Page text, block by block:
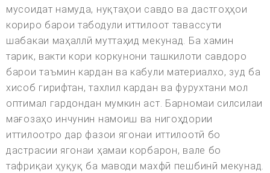
мусоидат намуда, нуқтаҳои савдо ва дастгоҳҳои
кориро барои табодули иттилоот тавассути
шабакаи маҳаллӣ муттаҳид мекунад. Ба хамин
тарик, вакти кори коркунони ташкилоти савдоро
барои таъмин кардан ва кабули материалхо, зуд ба
хисоб гирифтан, тахлил кардан ва фурухтани мол
оптимал гардондан мумкин аст. Барномаи силсилаи
мағозаҳо инчунин намоиш ва нигоҳдории
иттилоотро дар фазои ягонаи иттилоотӣ бо
дастрасии ягонаи ҳамаи корбарон, вале бо
тафриқаи ҳуқуқ ба маводи махфӣ пешбинӣ мекунад.